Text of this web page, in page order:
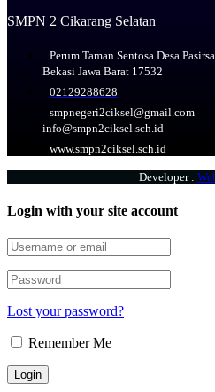
SMPN 2 Cikarang Selatan
Perum Taman Sentosa Desa
Bekasi Jawa Barat 17532
02129288628
smpnegeri2ciksel@gmail.com
info@smpn2ciksel.sch.id
www.smpn2ciksel.sch.id
Developer :
Login with your site account
Lost your password?
Remember Me